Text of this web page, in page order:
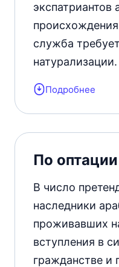
экспатриантов
служба
натурализации.
Экспаты
Подробнее
По оптации
В число
наследники
проживавших
вступления в
гражданстве и